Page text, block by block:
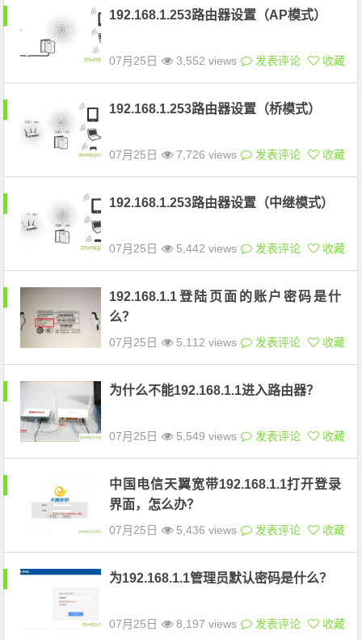
192.168.1.253路由器设置（AP模式）
07月25日 3,552 views 发表评论 收藏
192.168.1.253路由器设置（桥模式）
07月25日 7,726 views 发表评论 收藏
192.168.1.253路由器设置（中继模式）
07月25日 5,442 views 发表评论 收藏
192.168.1.1登陆页面的账户密码是什
么？
07月25日 5,112 views 发表评论 收藏
为什么不能192.168.1.1进入路由器？
07月25日 5,549 views 发表评论 收藏
中国电信天翼宽带192.168.1.1打开登录
界面，怎么办？
07月25日 5,436 views 发表评论 收藏
为192.168.1.1管理员默认密码是什么？
07月25日 8,197 views 发表评论 收藏